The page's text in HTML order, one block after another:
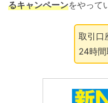
るキャンペーンをやって
取引口
24時間